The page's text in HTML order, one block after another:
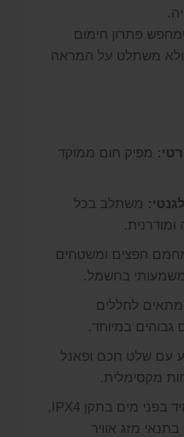
פתרון חימום
ולא משתלט על המראה
מפיק חום ממוקד
משתלב בכל
חפצים ומשטחים
משמעותי בחשמל.
מתאים לחללים
גבוהים במיוחד.
עם שלט חכם ופאנל
מקסימלית.
עמיד בפני מים בתקן IPX4,
מזג אוויר